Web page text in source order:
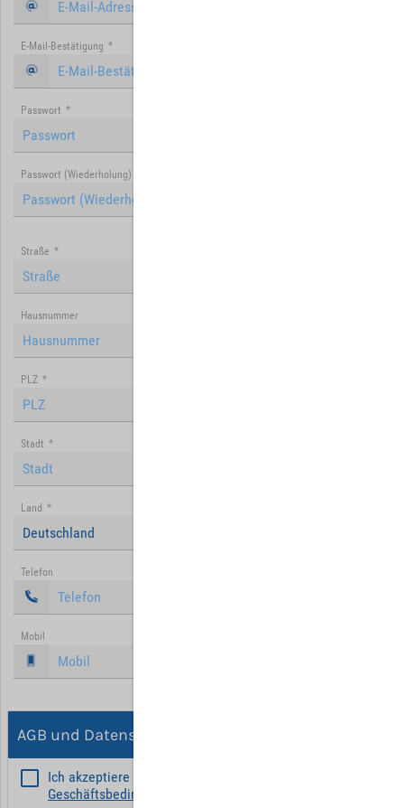
E-Mail-Bestätigung *
Passwort *
Passwort (Wiederholung)
Straße *
Hausnummer
PLZ *
Stadt *
Land *
Deutschland
Telefon
Mobil
AGB und Datenschutz
Ich akzeptiere die
Geschäftsbedingungen